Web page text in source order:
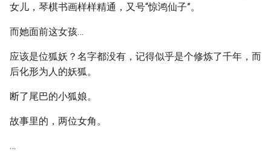
女儿，琴棋书画样样精通，又号“惊鸿仙子”。
而她面前这女孩…
应该是位狐妖？名字都没有，记得似乎是个修炼了千年，而
后化形为人的妖狐。
断了尾巴的小狐娘。
故事里的，两位女角。
…